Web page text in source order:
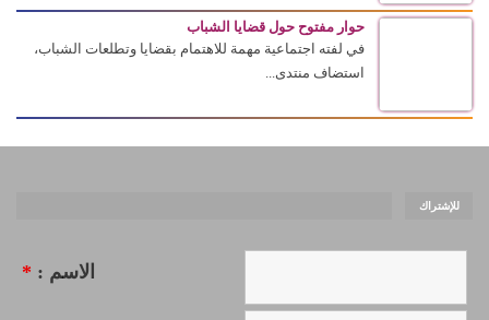
حوار مفتوح حول قضايا الشباب
في لفته اجتماعية مهمة للاهتمام بقضايا وتطلعات الشباب،
استضاف منتدى...
للإشتراك
الاسم : *